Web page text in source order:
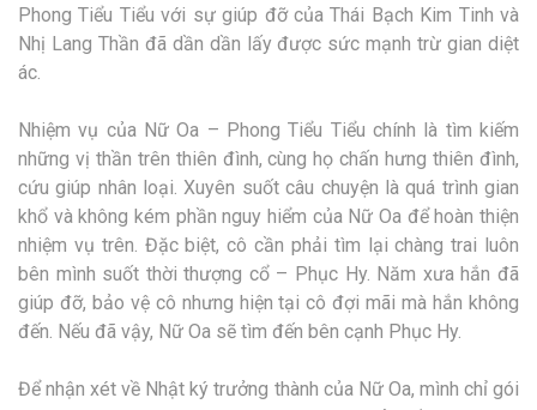
Phong Tiểu Tiểu với sự giúp đỡ của Thái Bạch Kim Tinh và
Nhị Lang Thần đã dần dần lấy được sức mạnh trừ gian diệt
ác.
Nhiệm vụ của Nữ Oa – Phong Tiểu Tiểu chính là tìm kiếm
những vị thần trên thiên đình, cùng họ chấn hưng thiên đình,
cứu giúp nhân loại. Xuyên suốt câu chuyện là quá trình gian
khổ và không kém phần nguy hiểm của Nữ Oa để hoàn thiện
nhiệm vụ trên. Đặc biệt, cô cần phải tìm lại chàng trai luôn
bên mình suốt thời thượng cổ – Phục Hy. Năm xưa hắn đã
giúp đỡ, bảo vệ cô nhưng hiện tại cô đợi mãi mà hắn không
đến. Nếu đã vậy, Nữ Oa sẽ tìm đến bên cạnh Phục Hy.
Để nhận xét về Nhật ký trưởng thành của Nữ Oa, mình chỉ gói